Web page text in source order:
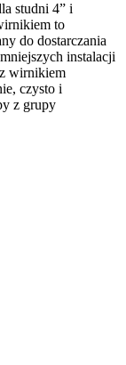
studni 4” i
to
do dostarczania
instalacji
wirnikiem
czysto i
z grupy